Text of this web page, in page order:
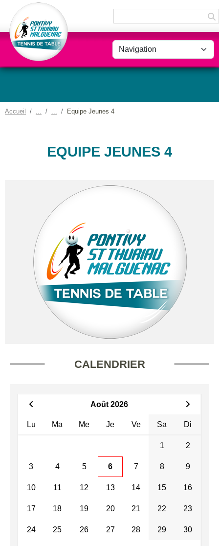
Accueil Equipe Jeunes 4
EQUIPE JEUNES 4
CALENDRIER
Août 2026
Lu Ma Me Je Ve Sa Di
1 2
3 4 5 6 7 8 9
10 11 12 13 14 15 16
17 18 19 20 21 22 23
24 25 26 27 28 29 30
Panneau de gestion des cookies